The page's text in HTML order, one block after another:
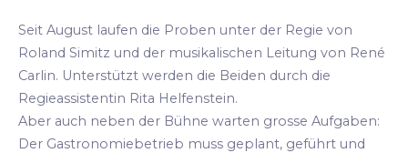
Seit August laufen die Proben unter der Regie von
Roland Simitz und der musikalischen Leitung von René
Carlin. Unterstützt werden die Beiden durch die
Regieassistentin Rita Helfenstein.
Aber auch neben der Bühne warten grosse Aufgaben:
Der Gastronomiebetrieb muss geplant, geführt und